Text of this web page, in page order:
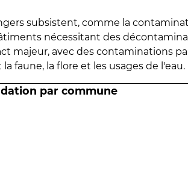
subsistent, comme la
nécessitant des
majeur, avec des contaminations
faune, la flore et les usages de l'eau.
par commune